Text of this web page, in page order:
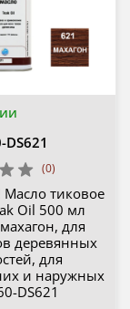
DS621
(0)
тиковое
Oil 500 мл
для
деревянных
для
и наружных
DS621